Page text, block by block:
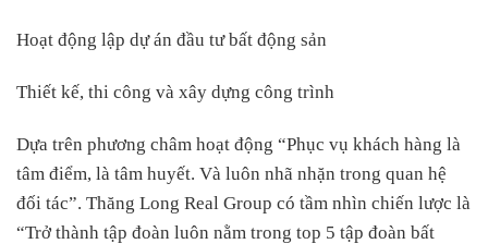
Hoạt động lập dự án đầu tư bất động sản
Thiết kế, thi công và xây dựng công trình
Dựa trên phương châm hoạt động “Phục vụ khách hàng là
tâm điểm, là tâm huyết. Và luôn nhã nhặn trong quan hệ
đối tác”. Thăng Long Real Group có tầm nhìn chiến lược là
“Trở thành tập đoàn luôn nằm trong top 5 tập đoàn bất